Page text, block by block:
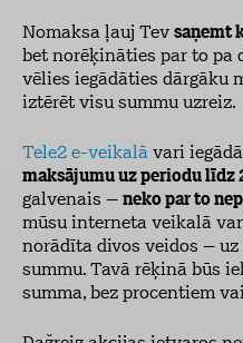
Nomaksa ļauj Tev saņemt
bet norēķināties par to pa
vēlies iegādāties dārgāku
iztērēt visu summu uzreiz.
Tele2 e-veikalā vari
maksājumu uz periodu līdz
galvenais – neko par to
mūsu interneta veikalā
norādīta divos veidos –
summu. Tavā rēķinā būs
summa, bez procentiem